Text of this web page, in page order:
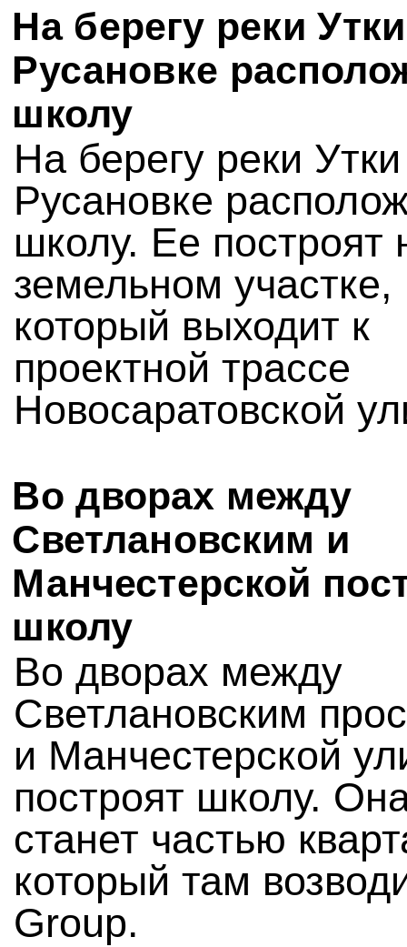
На берегу реки
Русановке
школу
На берегу реки
Русановке
школу. Ее построят
земельном участке,
который выходит к
проектной трассе
Новосаратовской
Во дворах между
Светлановским и
Манчестерской
школу
Во дворах между
Светлановским
и Манчестерской
построят школу.
станет частью
который там
Group.